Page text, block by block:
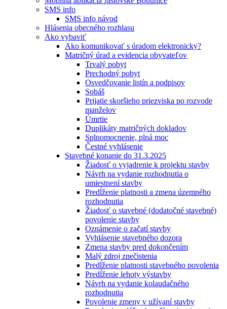
SMS info
SMS info návod
Hlásenia obecného rozhlasu
Ako vybaviť
Ako komunikovať s úradom elektronicky?
Matričný úrad a evidencia obyvateľov
Trvalý pobyt
Prechodný pobyt
Osvedčovanie listín a podpisov
Sobáš
Prijatie skoršieho priezviska po rozvode
manželov
Úmrtie
Duplikáty matričných dokladov
Splnomocnenie, plná moc
Čestné vyhlásenie
Stavebné konanie do 31.3.2025
Žiadosť o vyjadrenie k projektu stavby
Návrh na vydanie rozhodnutia o
umiestnení stavby
Predĺženie platnosti a zmena územného
rozhodnutia
Žiadosť o stavebné (dodatočné stavebné)
povolenie stavby
Oznámenie o začatí stavby
Vyhlásenie stavebného dozora
Zmena stavby pred dokončením
Malý zdroj znečistenia
Predĺženie platnosti stavebného povolenia
Predĺženie lehoty výstavby
Návrh na vydanie kolaudačného
rozhodnutia
Povolenie zmeny v užívaní stavby